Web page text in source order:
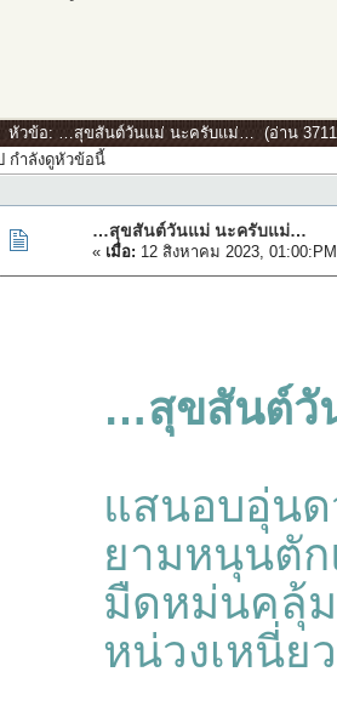
หัวข้อ: …สุขสันต์วันแม่ นะครับแม่… (อ่าน
กำลังดูหัวข้อนี้
…สุขสันต์วันแม่ นะครับแม่…
« เมื่อ: 12 สิงหาคม 2023,
…สุขสันต์วั
แสนอบอุ่นด
ยามหนุนตั
มืดหม่นคลุ้
หน่วงเหนี่ย